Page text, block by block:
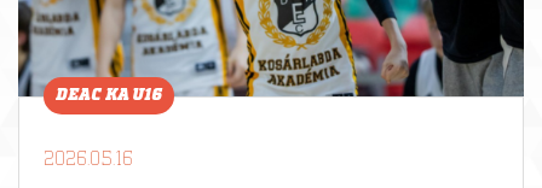
DEAC KA U16
2026.05.16